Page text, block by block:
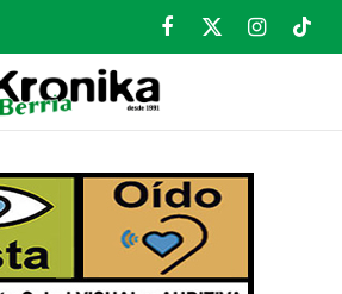
Facebook
X
Instagram